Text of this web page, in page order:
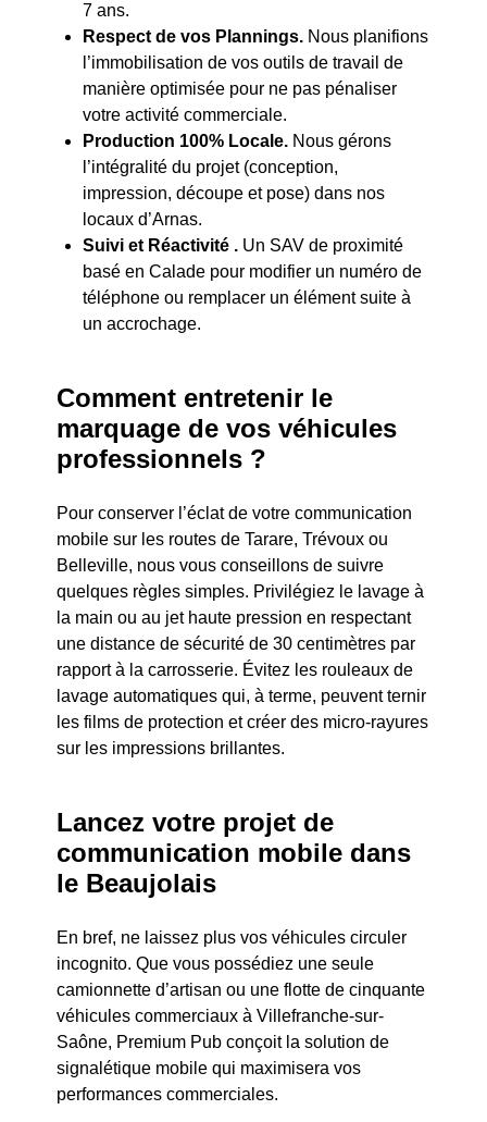
7 ans.
Respect de vos Plannings.Nous planifions
l’immobilisation de vos outils de travail de
manière optimisée pour ne pas pénaliser
votre activité commerciale.
Production 100% Locale.Nous gérons
l’intégralité du projet (conception,
impression, découpe et pose) dans nos
locaux d’Arnas.
Suivi et Réactivité .Un SAV de proximité
basé en Calade pour modifier un numéro de
téléphone ou remplacer un élément suite à
un accrochage.
Comment entretenir le
marquage de vos véhicules
professionnels ?
Pour conserver l’éclat de votre communication
mobile sur les routes de Tarare, Trévoux ou
Belleville, nous vous conseillons de suivre
quelques règles simples. Privilégiez le lavage à
la main ou au jet haute pression en respectant
une distance de sécurité de 30 centimètres par
rapport à la carrosserie. Évitez les rouleaux de
lavage automatiques qui, à terme, peuvent ternir
les films de protection et créer des micro-rayures
sur les impressions brillantes.
Lancez votre projet de
communication mobile dans
le Beaujolais
En bref, ne laissez plus vos véhicules circuler
incognito. Que vous possédiez une seule
camionnette d’artisan ou une flotte de cinquante
véhicules commerciaux à Villefranche-sur-
Saône, Premium Pub conçoit la solution de
signalétique mobile qui maximisera vos
performances commerciales.